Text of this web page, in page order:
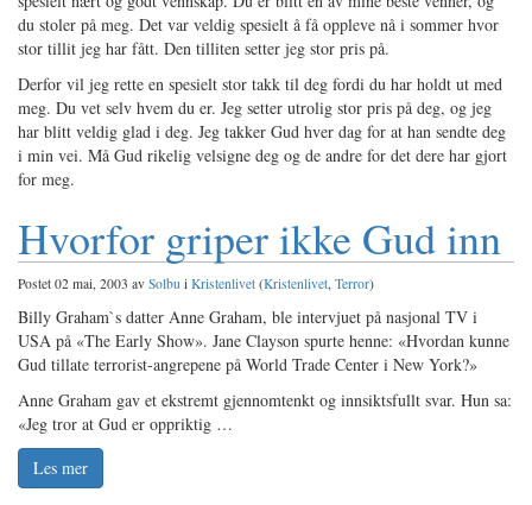
du stoler på meg. Det var veldig spesielt å få oppleve nå i sommer hvor
stor tillit jeg har fått. Den tilliten setter jeg stor pris på.
Derfor vil jeg rette en spesielt stor takk til deg fordi du har holdt ut med
meg. Du vet selv hvem du er. Jeg setter utrolig stor pris på deg, og jeg
har blitt veldig glad i deg. Jeg takker Gud hver dag for at han sendte deg
i min vei. Må Gud rikelig velsigne deg og de andre for det dere har gjort
for meg.
Hvorfor griper ikke Gud inn
Postet 02 mai, 2003 av Solbu i Kristenlivet (Kristenlivet, Terror)
Billy Graham`s datter Anne Graham, ble intervjuet på nasjonal TV i
USA på «The Early Show». Jane Clayson spurte henne: «Hvordan kunne
Gud tillate terrorist-angrepene på World Trade Center i New York?»
Anne Graham gav et ekstremt gjennomtenkt og innsiktsfullt svar. Hun sa:
«Jeg tror at Gud er oppriktig …
Les mer